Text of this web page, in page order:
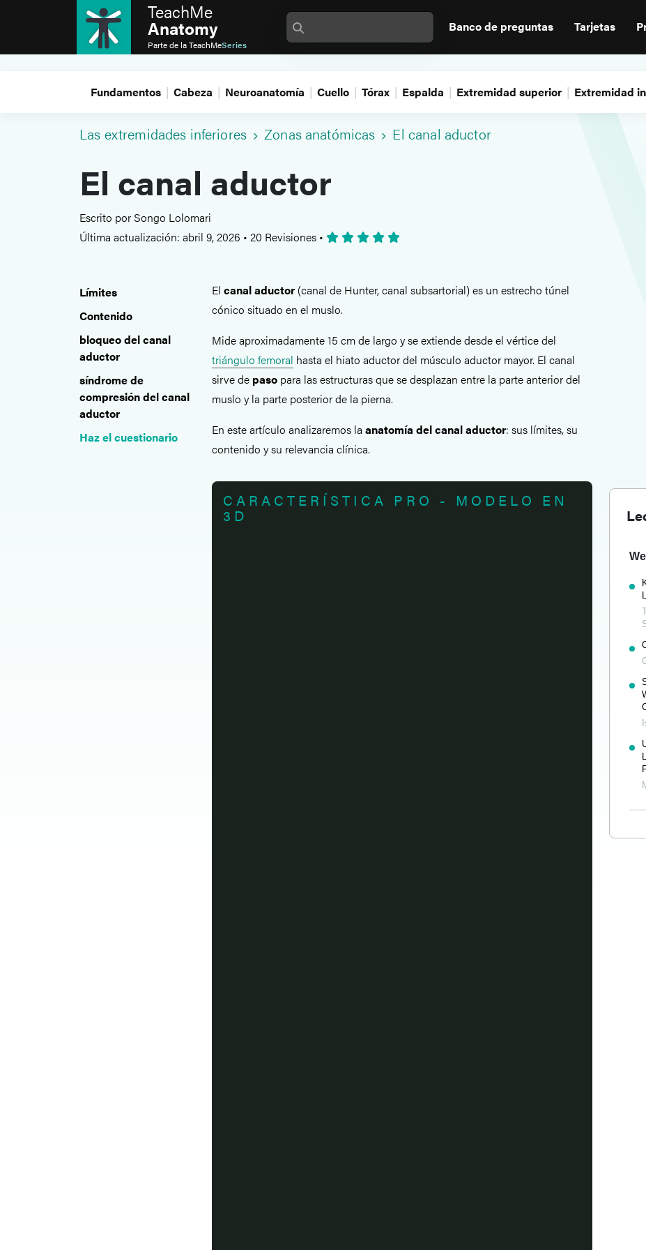
TeachMe
Anatomy
Parte de laTeachMeSeries
Banco de preguntas Tarjetas
Fundamentos Cabeza Neuroanatomía Cuello Tórax Espalda Extremidad superior Extremidad
Las extremidades inferiores Zonas anatómicas El canal aductor
El canal aductor
Escrito por Songo Lolomari
Última actualización: abril 9, 2026 • 20 Revisiones •
Límites
Contenido
bloqueo del canal
aductor
síndrome de
compresión del canal
aductor
Haz el cuestionario
El canal aductor (canal de Hunter, canal subsartorial) es un estrecho túnel
cónico situado en el muslo.
Mide aproximadamente 15 cm de largo y se extiende desde el vértice del
triángulo femoral hasta el hiato aductor del músculo aductor mayor. El canal
sirve de paso para las estructuras que se desplazan entre la parte anterior del
muslo y la parte posterior de la pierna.
En este artículo analizaremos la anatomía del canal aductor: sus límites, su
contenido y su relevancia clínica.
CARACTERÍSTICA PRO - MODELO EN
3D